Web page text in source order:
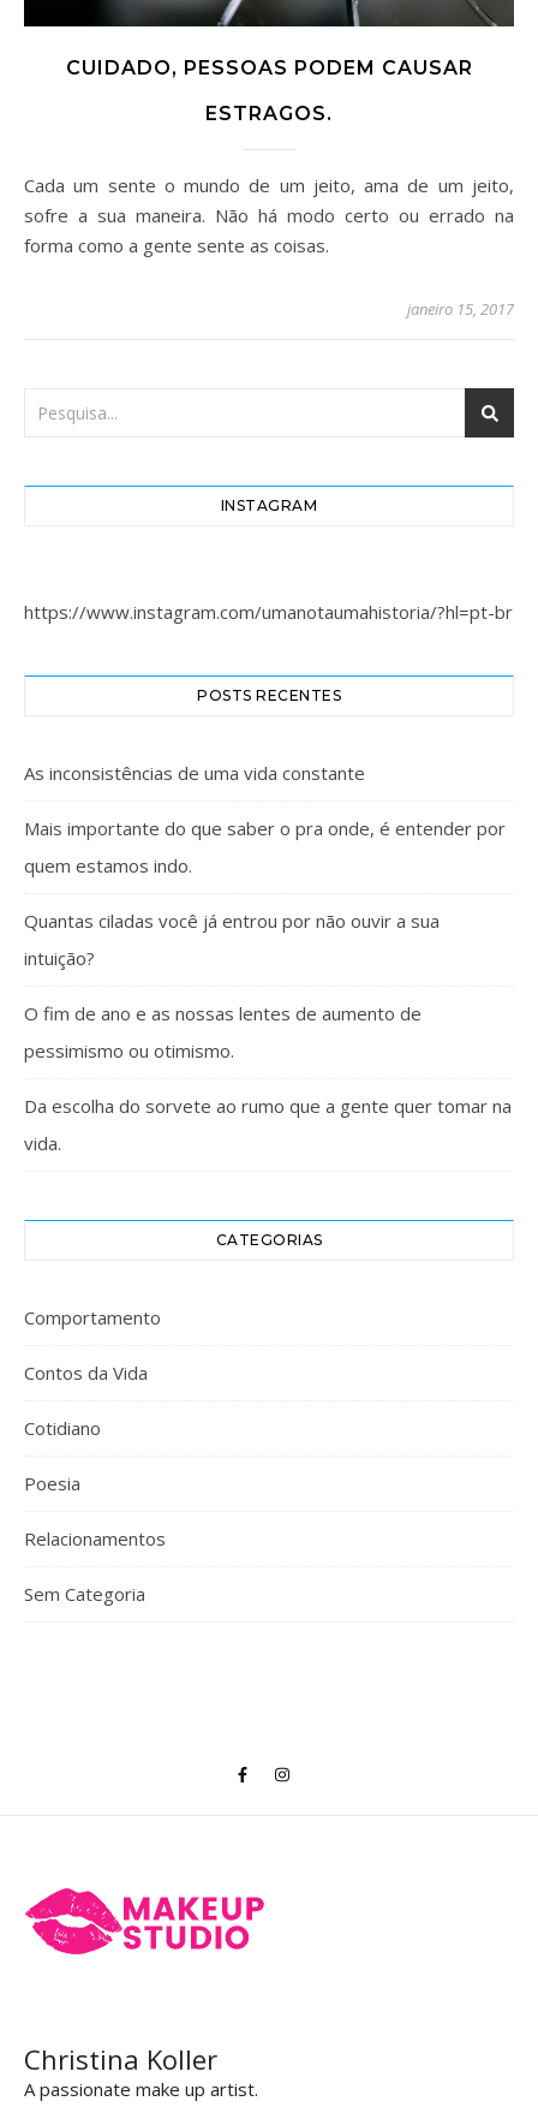
CUIDADO, PESSOAS PODEM CAUSAR
ESTRAGOS.
Cada um sente o mundo de um jeito, ama de um jeito,
sofre a sua maneira. Não há modo certo ou errado na
forma como a gente sente as coisas.
janeiro 15, 2017
INSTAGRAM
https://www.instagram.com/umanotaumahistoria/?hl=pt-br
POSTS RECENTES
As inconsistências de uma vida constante
Mais importante do que saber o pra onde, é entender por
quem estamos indo.
Quantas ciladas você já entrou por não ouvir a sua
intuição?
O fim de ano e as nossas lentes de aumento de
pessimismo ou otimismo.
Da escolha do sorvete ao rumo que a gente quer tomar na
vida.
CATEGORIAS
Comportamento
Contos da Vida
Cotidiano
Poesia
Relacionamentos
Sem Categoria
Christina Koller
A passionate make up artist.